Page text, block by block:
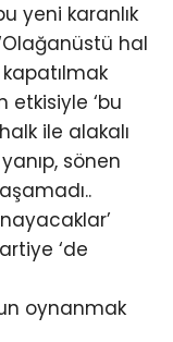
yeni karanlık
hal
kapatılmak
etkisiyle ‘bu
ile alakalı
sönen
‘de
oynanmak